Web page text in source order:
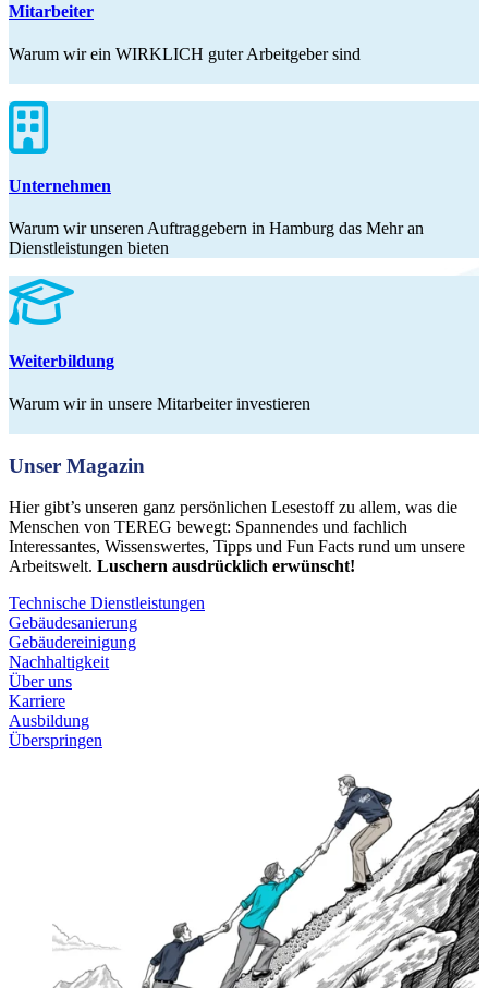
Mitarbeiter
Warum wir ein WIRKLICH guter Arbeitgeber sind
Unternehmen
Warum wir unseren Auftraggebern in Hamburg das Mehr an
Dienstleistungen bieten
Weiterbildung
Warum wir in unsere Mitarbeiter investieren
Unser Magazin
Hier gibt’s unseren ganz persönlichen Lesestoff zu allem, was die
Menschen von TEREG bewegt: Spannendes und fachlich
Interessantes, Wissenswertes, Tipps und Fun Facts rund um unsere
Arbeitswelt. Luschern ausdrücklich erwünscht!
Technische Dienstleistungen
Gebäudesanierung
Gebäudereinigung
Nachhaltigkeit
Über uns
Karriere
Ausbildung
Überspringen